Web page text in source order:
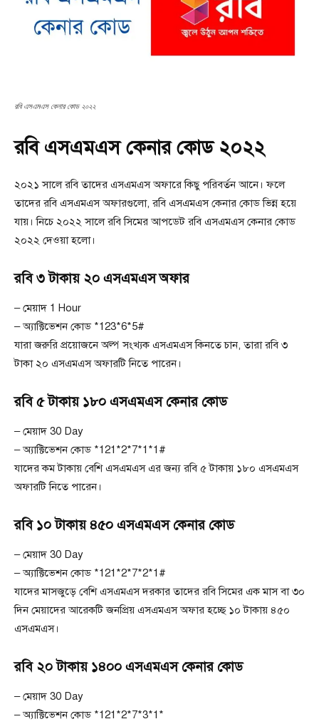
রবি এসএমএস কেনার কোড ২০২২
রবি এসএমএস কেনার কোড ২০২২
২০২১ সালে রবি তাদের এসএমএস অফারে কিছু পরিবর্তন আনে। ফলে
তাদের রবি এসএমএস অফারগুলো, রবি এসএমএস কেনার কোড ভিন্ন হয়ে
যায়। নিচে ২০২২ সালে রবি সিমের আপডেট রবি এসএমএস কেনার কোড
২০২২ দেওয়া হলো।
রবি ৩ টাকায় ২০ এসএমএস অফার
– মেয়াদ 1 Hour
– অ্যাক্টিভেশন কোড *123*6*5#
যারা জরুরি প্রয়োজনে অল্প সংখ্যক এসএমএস কিনতে চান, তারা রবি ৩
টাকা ২০ এসএমএস অফারটি নিতে পারেন।
রবি ৫ টাকায় ১৮০ এসএমএস কেনার কোড
– মেয়াদ 30 Day
– অ্যাক্টিভেশন কোড *121*2*7*1*1#
যাদের কম টাকায় বেশি এসএমএস এর জন্য রবি ৫ টাকায় ১৮০ এসএমএস
অফারটি নিতে পারেন।
রবি ১০ টাকায় ৪৫০ এসএমএস কেনার কোড
– মেয়াদ 30 Day
– অ্যাক্টিভেশন কোড *121*2*7*2*1#
যাদের মাসজুড়ে বেশি এসএমএস দরকার তাদের রবি সিমের এক মাস বা ৩০
দিন মেয়াদের আরেকটি জনপ্রিয় এসএমএস অফার হচ্ছে ১০ টাকায় ৪৫০
এসএমএস।
রবি ২০ টাকায় ১৪০০ এসএমএস কেনার কোড
– মেয়াদ 30 Day
– অ্যাক্টিভেশন কোড *121*2*7*3*1*